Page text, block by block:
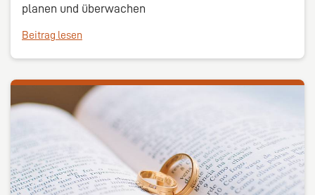
planen und überwachen
Beitrag lesen